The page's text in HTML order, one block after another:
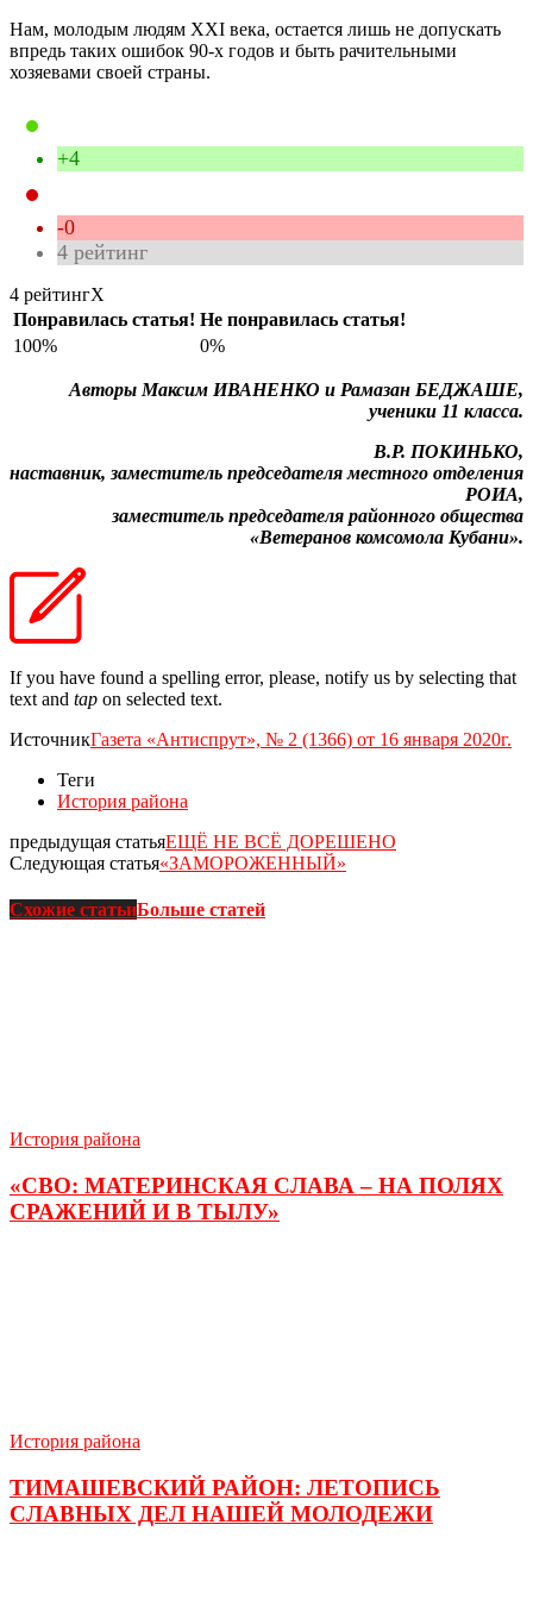
Нам, молодым людям XXI века, остается лишь не допускать
впредь таких ошибок 90-х годов и быть рачительными
хозяевами своей страны.
+4
-0
4 рейтинг
4 рейтингX
Понравилась статья! Не понравилась статья!
100%
0%
Авторы Максим ИВАНЕНКО и Рамазан БЕДЖАШЕ,
ученики 11 класса.
В.Р. ПОКИНЬКО,
наставник, заместитель председателя местного отделения
РОИА,
заместитель председателя районного общества
«Ветеранов комсомола Кубани».
If you have found a spelling error, please, notify us by selecting that
text and tap on selected text.
ИсточникГазета «Антиспрут», № 2 (1366) от 16 января 2020г.
Теги
История района
предыдущая статьяЕЩЁ НЕ ВСЁ ДОРЕШЕНО
Следующая статья«ЗАМОРОЖЕННЫЙ»
Схожие статьиБольше статей
История района
«СВО: МАТЕРИНСКАЯ СЛАВА – НА ПОЛЯХ
СРАЖЕНИЙ И В ТЫЛУ»
История района
ТИМАШЕВСКИЙ РАЙОН: ЛЕТОПИСЬ
СЛАВНЫХ ДЕЛ НАШЕЙ МОЛОДЕЖИ